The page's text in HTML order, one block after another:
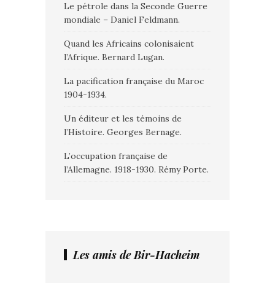
Le pétrole dans la Seconde Guerre
mondiale – Daniel Feldmann.
Quand les Africains colonisaient
l’Afrique. Bernard Lugan.
La pacification française du Maroc
1904-1934.
Un éditeur et les témoins de
l’Histoire. Georges Bernage.
L’occupation française de
l’Allemagne. 1918-1930. Rémy Porte.
Les amis de Bir-Hacheim